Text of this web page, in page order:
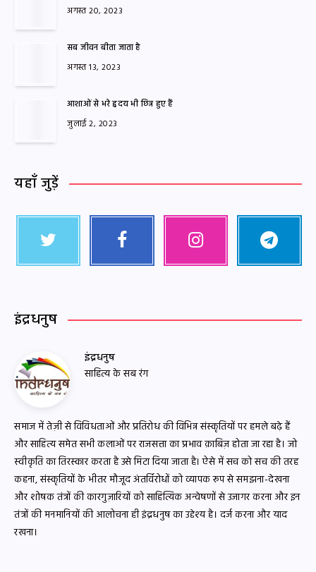
अगस्त 20, 2023
सब जीवन बीता जाता है
अगस्त 13, 2023
आशाओं से भरे हृदय भी छिन्न हुए हैं
जुलाई 2, 2023
यहाँ जुड़ें
इंद्रधनुष
इंद्रधनुष
साहित्य के सब रंग
समाज में तेज़ी से विविधताओं और प्रतिरोध की विभिन्न संस्कृतियों पर हमले बढ़े हैं
और साहित्य समेत सभी कलाओं पर राजसत्ता का प्रभाव क़ाबिज़ होता जा रहा है। जो
स्वीकृति का तिरस्कार करता है उसे मिटा दिया जाता है। ऐसे में सच को सच की तरह
कहना, संस्कृतियों के भीतर मौजूद अंतर्विरोधों को व्यापक रूप से समझना-देखना
और शोषक तंत्रों की कारगुज़ारियों को साहित्यिक अन्वेषणों से उजागर करना और इन
तंत्रों की मनमानियों की आलोचना ही इंद्रधनुष का उद्देश्य है। दर्ज करना और याद
रखना।